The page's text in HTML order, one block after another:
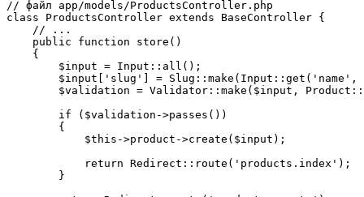
// файл app/models/ProductsController.php
class ProductsController extends BaseController {
    // ...
    public function store()
    {
        $input = Input::all();
$input['slug'] = Slug::make(Input::get('name',
$validation = Validator::make($input,
        if ($validation->passes())
        {
            $this->product->create($input);
            return Redirect::route('products.index');
        }